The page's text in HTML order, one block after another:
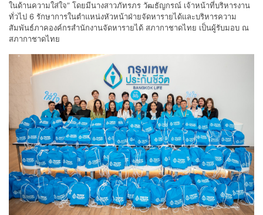
ในด้านความใส่ใจ” โดยมีนางสาวภัทรภร วัฒธัญกรณ์ เจ้าหน้าที่บริหารงาน
ทั่วไป 6 รักษาการในตำแหน่งหัวหน้าฝ่ายจัดหารายได้และบริหารความ
สัมพันธ์ภาคองค์กรสำนักงานจัดหารายได้ สภากาชาดไทย เป็นผู้รับมอบ ณ
สภากาชาดไทย